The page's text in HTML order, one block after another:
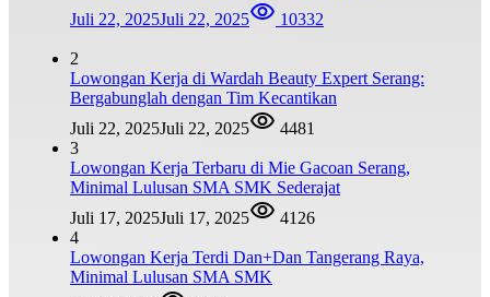
Juli 22, 2025Juli 22, 2025 10332
2
Lowongan Kerja di Wardah Beauty Expert Serang:
Bergabunglah dengan Tim Kecantikan
Juli 22, 2025Juli 22, 2025
4481
3
Lowongan Kerja Terbaru di Mie Gacoan Serang,
Minimal Lulusan SMA SMK Sederajat
Juli 17, 2025Juli 17, 2025
4126
4
Lowongan Kerja Terdi Dan+Dan Tangerang Raya,
Minimal Lulusan SMA SMK